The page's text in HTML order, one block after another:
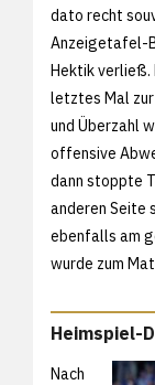
dato recht
Anzeigetafel-
Hektik verließ.
letztes Mal
und Überzahl
offensive
dann stoppte
anderen Seite
ebenfalls am
wurde zum
Heimspiel-
Nach